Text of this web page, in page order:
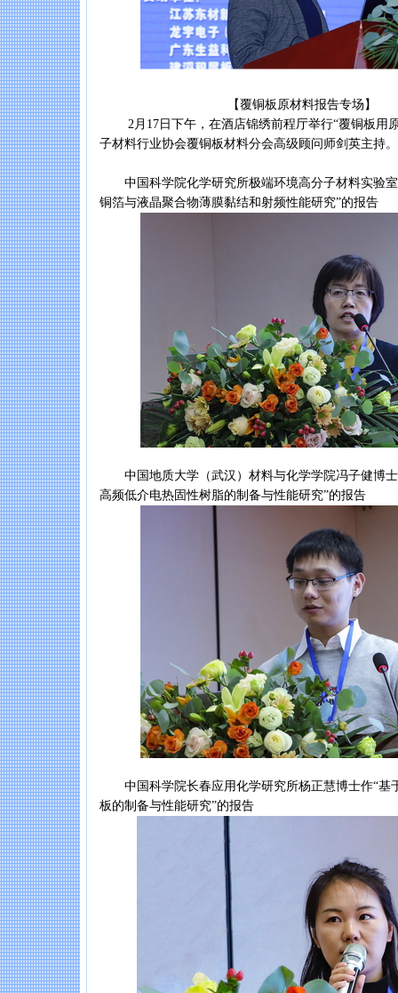
【覆铜板原材料报告专场】
2月17日下午，在酒店锦绣前程厅举行“覆铜板用
子材料行业协会覆铜板材料分会高级顾问师剑英主持。
中国科学院化学研究所极端环境高分子材料实验室
铜箔与液晶聚合物薄膜黏结和射频性能研究”的报告
中国地质大学（武汉）材料与化学学院冯子健博士
高频低介电热固性树脂的制备与性能研究”的报告
中国科学院长春应用化学研究所杨正慧博士作“基
板的制备与性能研究”的报告